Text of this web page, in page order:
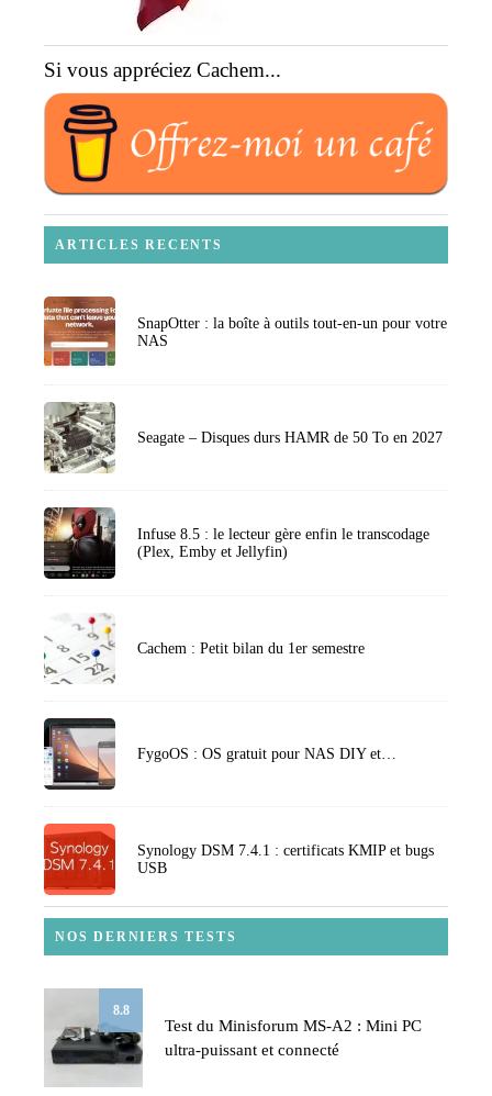
Si vous appréciez Cachem...
ARTICLES RECENTS
SnapOtter : la boîte à outils tout-en-un pour votre
NAS
Seagate – Disques durs HAMR de 50 To en 2027
Infuse 8.5 : le lecteur gère enfin le transcodage
(Plex, Emby et Jellyfin)
Cachem : Petit bilan du 1er semestre
FygoOS : OS gratuit pour NAS DIY et…
Synology DSM 7.4.1 : certificats KMIP et bugs
USB
NOS DERNIERS TESTS
8.8
Test du Minisforum MS-A2 : Mini PC
ultra-puissant et connecté